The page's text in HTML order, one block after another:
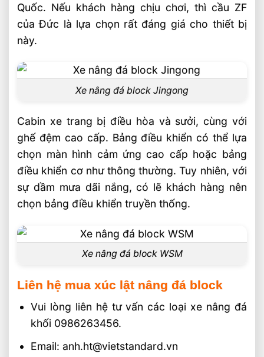
Quốc. Nếu khách hàng chịu chơi, thì cầu ZF
của Đức là lựa chọn rất đáng giá cho thiết bị
này.
Xe nâng đá block Jingong
Cabin xe trang bị điều hòa và sưởi, cùng với
ghế đệm cao cấp. Bảng điều khiển có thể lựa
chọn màn hình cảm ứng cao cấp hoặc bảng
điều khiển cơ như thông thường. Tuy nhiên, với
sự dầm mưa dãi nắng, có lẽ khách hàng nên
chọn bảng điều khiển truyền thống.
Xe nâng đá block WSM
Liên hệ mua xúc lật nâng đá block
Vui lòng liên hệ tư vấn các loại xe nâng đá
khối 0986263456.
Email: anh.ht@vietstandard.vn